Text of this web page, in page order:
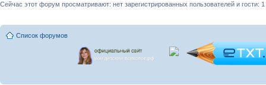
Сейчас этот форум просматривают: нет зарегистрированных пользователей и гости: 1
Список форумов